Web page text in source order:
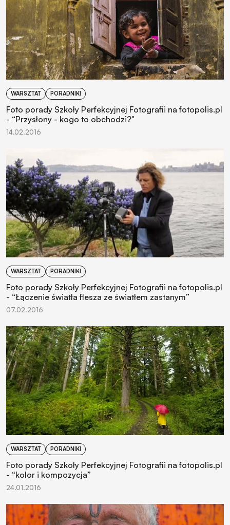
WARSZTAT PORADNIKI
Foto porady Szkoły Perfekcyjnej Fotografii na fotopolis.pl
- “Przysłony - kogo to obchodzi?"
14.02.2016
WARSZTAT PORADNIKI
Foto porady Szkoły Perfekcyjnej Fotografii na fotopolis.pl
- “Łączenie światła flesza ze światłem zastanym”
07.02.2016
WARSZTAT PORADNIKI
Foto porady Szkoły Perfekcyjnej Fotografii na fotopolis.pl
- “kolor i kompozycja”
24.01.2016